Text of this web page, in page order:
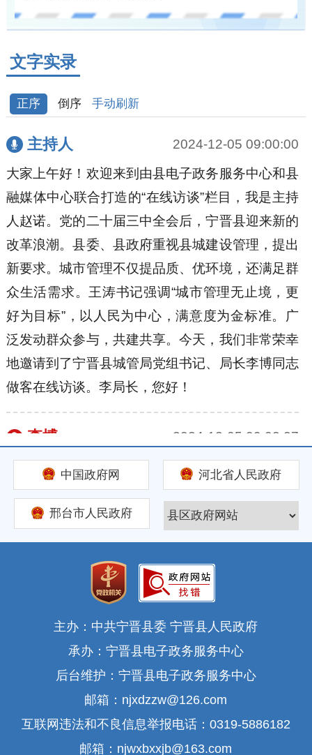
文字实录
正序 倒序 手动刷新
主持人 2024-12-05 09:00:00
大家上午好！欢迎来到由县电子政务服务中心和县
融媒体中心联合打造的“在线访谈”栏目，我是主持
人赵诺。党的二十届三中全会后，宁晋县迎来新的
改革浪潮。县委、县政府重视县城建设管理，提出
新要求。城市管理不仅提品质、优环境，还满足群
众生活需求。王涛书记强调“城市管理无止境，更
好为目标”，以人民为中心，满意度为金标准。广
泛发动群众参与，共建共享。今天，我们非常荣幸
地邀请到了宁晋县城管局党组书记、局长李博同志
做客在线访谈。李局长，您好！
李博 2024-12-05 09:02:27
主持人好，各位网友朋友大家好！我是宁晋县城管
局、党组书记、局长李博。很荣幸能够通过在线访
谈和大家进行交流。
2024-12-05 09:04:06
我们都知道今年七月份成功在北京召开了党的二十
届三中全会，那么在党的二十届三中全会提出深化
李博
城管局主要承担城区市容市貌管理、城乡环卫保
中国政府网 河北省人民政府
邢台市人民政府
主办：中共宁晋县委 宁晋县人民政府
承办：宁晋县电子政务服务中心
后台维护：宁晋县电子政务服务中心
邮箱：njxdzzw@126.com
互联网违法和不良信息举报电话：0319-5886182
邮箱：njwxbxxjb@163.com